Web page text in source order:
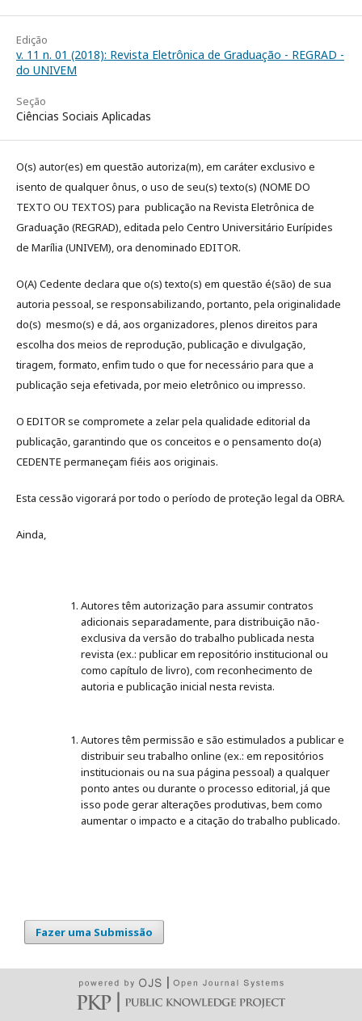
Edição
v. 11 n. 01 (2018): Revista Eletrônica de Graduação - REGRAD -
do UNIVEM
Seção
Ciências Sociais Aplicadas
O(s) autor(es) em questão autoriza(m), em caráter exclusivo e
isento de qualquer ônus, o uso de seu(s) texto(s) (NOME DO
TEXTO OU TEXTOS) para publicação na Revista Eletrônica de
Graduação (REGRAD), editada pelo Centro Universitário Eurípides
de Marília (UNIVEM), ora denominado EDITOR.
O(A) Cedente declara que o(s) texto(s) em questão é(são) de sua
autoria pessoal, se responsabilizando, portanto, pela originalidade
do(s) mesmo(s) e dá, aos organizadores, plenos direitos para
escolha dos meios de reprodução, publicação e divulgação,
tiragem, formato, enfim tudo o que for necessário para que a
publicação seja efetivada, por meio eletrônico ou impresso.
O EDITOR se compromete a zelar pela qualidade editorial da
publicação, garantindo que os conceitos e o pensamento do(a)
CEDENTE permaneçam fiéis aos originais.
Esta cessão vigorará por todo o período de proteção legal da OBRA.
Ainda,
Autores têm autorização para assumir contratos
adicionais separadamente, para distribuição não-
exclusiva da versão do trabalho publicada nesta
revista (ex.: publicar em repositório institucional ou
como capítulo de livro), com reconhecimento de
autoria e publicação inicial nesta revista.
Autores têm permissão e são estimulados a publicar e
distribuir seu trabalho online (ex.: em repositórios
institucionais ou na sua página pessoal) a qualquer
ponto antes ou durante o processo editorial, já que
isso pode gerar alterações produtivas, bem como
aumentar o impacto e a citação do trabalho publicado.
Fazer uma Submissão